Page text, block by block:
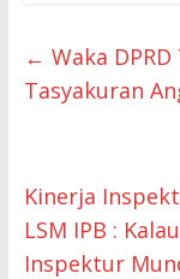
← Waka
Tasyakuran
Kinerja
LSM IPB :
Inspektur